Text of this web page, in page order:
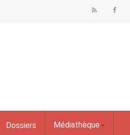
Dossiers Médiathèque